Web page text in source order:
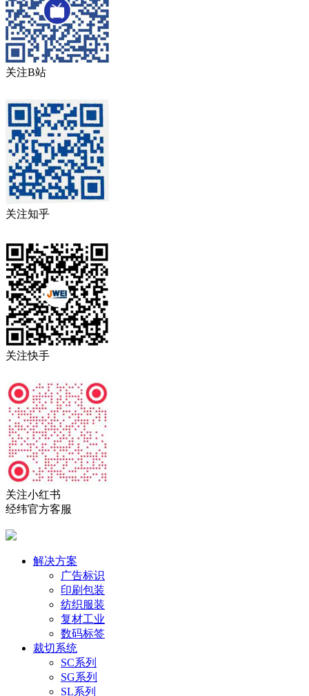
关注B站
关注知乎
关注快手
关注小红书
经纬官方客服
解决方案
广告标识
印刷包装
纺织服装
复材工业
数码标签
裁切系统
SC系列
SG系列
SL系列